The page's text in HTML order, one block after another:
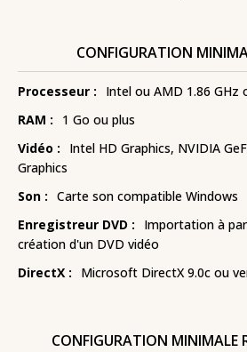
CONFIGURATION
Processeur :
Intel ou AMD 1.86 GHz
RAM :
1 Go ou plus
Vidéo :
Intel HD Graphics, NVIDIA
Graphics
Son : Carte son compatible Windows
Enregistreur DVD :
Importation à
création d'un DVD vidéo
DirectX :
Microsoft DirectX 9.0c ou
CONFIGURATION MINIMALE